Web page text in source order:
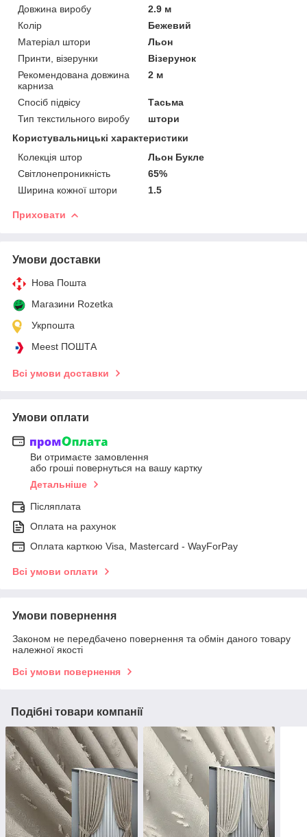
Довжина виробу
2.9 м
Колір
Бежевий
Матеріал штори
Льон
Принти, візерунки
Візерунок
Рекомендована довжина
карниза
2 м
Спосіб підвісу
Тасьма
Тип текстильного виробу
штори
Користувальницькі характеристики
Колекція штор
Льон Букле
Світлонепроникність
65%
Ширина кожної штори
1.5
Приховати
Умови доставки
Нова Пошта
Магазини Rozetka
Укрпошта
Meest ПОШТА
Всі умови доставки
Умови оплати
Ви отримаєте замовлення
або гроші повернуться на вашу картку
Детальніше
Післяплата
Оплата на рахунок
Оплата карткою Visa, Mastercard - WayForPay
Всі умови оплати
Умови повернення
Законом не передбачено повернення та обмін даного товару
належної якості
Всі умови повернення
Подібні товари компанії